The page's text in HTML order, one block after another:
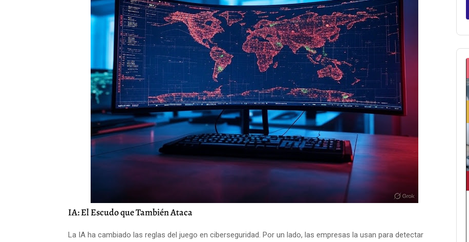
IA: El Escudo que También Ataca
La IA ha cambiado las reglas del juego en ciberseguridad. Por un lado, las empresas la usan para detectar